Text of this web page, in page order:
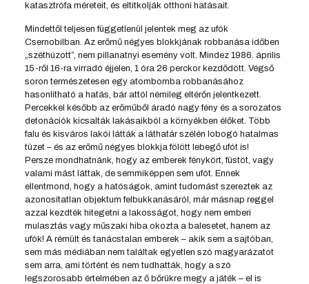
katasztrófa méreteit, és eltitkolják otthoni hatásait.
Mindettől teljesen függetlenül jelentek meg az ufók
Csernobilban. Az erőmű négyes blokkjának robbanása időben
„széthúzott”, nem pillanatnyi esemény volt. Mindez 1986. április
15-ről 16-ra virradó éjjelen, 1 óra 26 perckor kezdődött. Végső
soron természetesen egy atombomba robbanásához
hasonlítható a hatás, bár attól némileg eltérőn jelentkezett.
Percekkel később az erőműből áradó nagy fény és a sorozatos
detonációk kicsalták lakásaikból a környékben élőket. Több
falu és kisváros lakói látták a láthatár szélén lobogó hatalmas
tüzet – és az erőmű négyes blokkja fölött lebegő ufót is!
Persze mondhatnánk, hogy az emberek fénykört, füstöt, vagy
valami mást láttak, de semmiképpen sem ufót. Ennek
ellentmond, hogy a hatóságok, amint tudomást szereztek az
azonosítatlan objektum felbukkanásáról, már másnap reggel
azzal kezdték hitegetni a lakosságot, hogy nem emberi
mulasztás vagy műszaki hiba okozta a balesetet, hanem az
ufók! A rémült és tanácstalan emberek – akik sem a sajtóban,
sem más médiában nem találtak egyetlen szó magyarázatot
sem arra, ami történt és nem tudhatták, hogy a szó
legszorosabb értelmében az ő bőrükre megy a játék – el is